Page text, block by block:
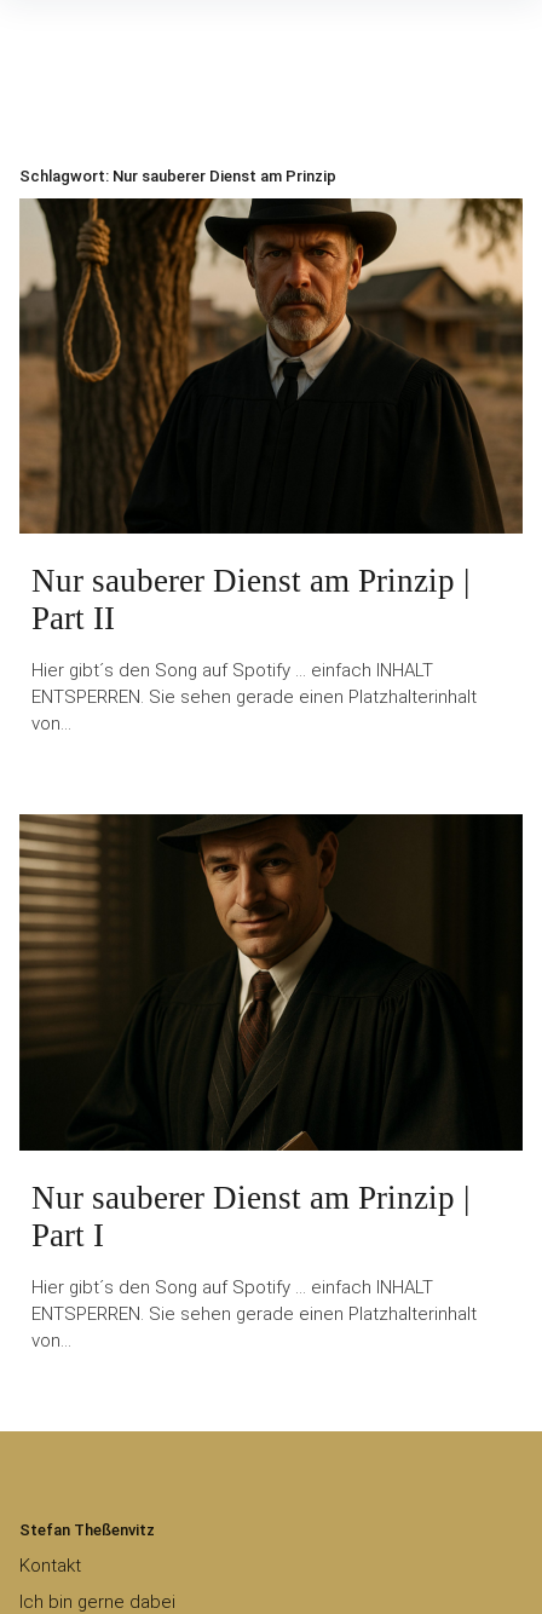
Schlagwort: Nur sauberer Dienst am Prinzip
Nur sauberer Dienst am Prinzip |
Part II
Hier gibt´s den Song auf Spotify … einfach INHALT
ENTSPERREN. Sie sehen gerade einen Platzhalterinhalt
von…
Nur sauberer Dienst am Prinzip |
Part I
Hier gibt´s den Song auf Spotify … einfach INHALT
ENTSPERREN. Sie sehen gerade einen Platzhalterinhalt
von…
Stefan Theßenvitz
Kontakt
Ich bin gerne dabei